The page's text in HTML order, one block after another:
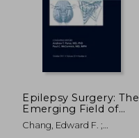
45%
dcto.
Epilepsy Surgery: The
Emerging Field of
Neuromodulation, an
Issue of
Chang, Edward F. ;